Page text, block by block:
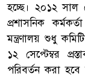
হচ্ছে। ২০১২ সাল
প্রশাসনিক
মন্ত্রণালয় শুধু
১২ সেপ্টেম্বর
পরিবর্তন করা